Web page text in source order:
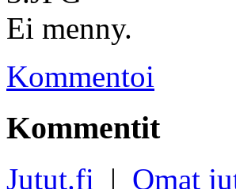
Ei menny.
Kommentoi
Kommentit
Jutut.fi | Omat